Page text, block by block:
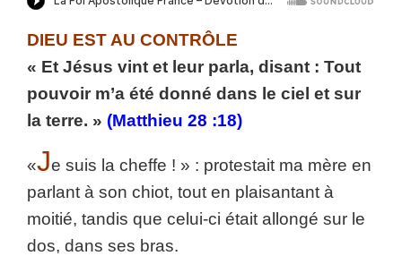
DIEU EST AU CONTRÔLE
« Et Jésus vint et leur parla, disant : Tout
pouvoir m’a été donné dans le ciel et sur
la terre. » (Matthieu 28 :18)
«Je suis la cheffe ! » : protestait ma mère en
parlant à son chiot, tout en plaisantant à
moitié, tandis que celui-ci était allongé sur le
dos, dans ses bras.